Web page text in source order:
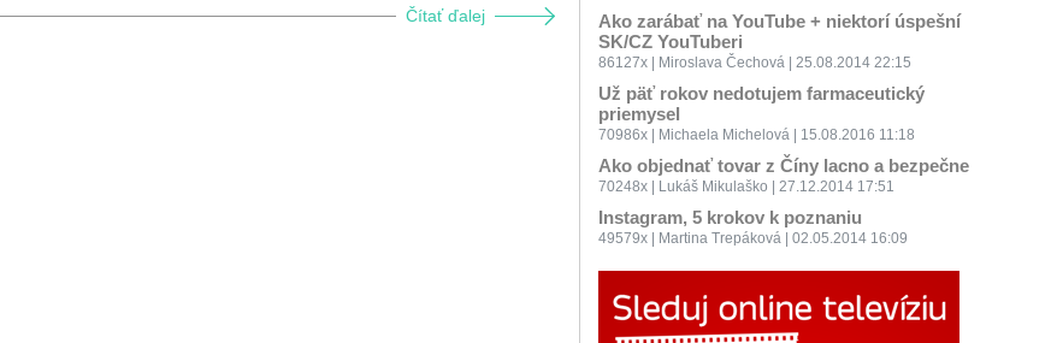
Čítať ďalej
Ako zarábať na YouTube + niektorí úspešní
SK/CZ YouTuberi
86127x | Miroslava Čechová | 25.08.2014 22:15
Už päť rokov nedotujem farmaceutický
priemysel
70986x | Michaela Michelová | 15.08.2016 11:18
Ako objednať tovar z Číny lacno a bezpečne
70248x | Lukáš Mikulaško | 27.12.2014 17:51
Instagram, 5 krokov k poznaniu
49579x | Martina Trepáková | 02.05.2014 16:09